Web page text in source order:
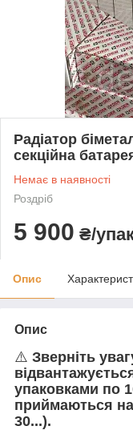
Радіатор
секційна
Немає в наявності
Роздріб
5 900 ₴/
Опис
Опис
⚠️ Зверніть
упаковками по
приймаються на
30...).